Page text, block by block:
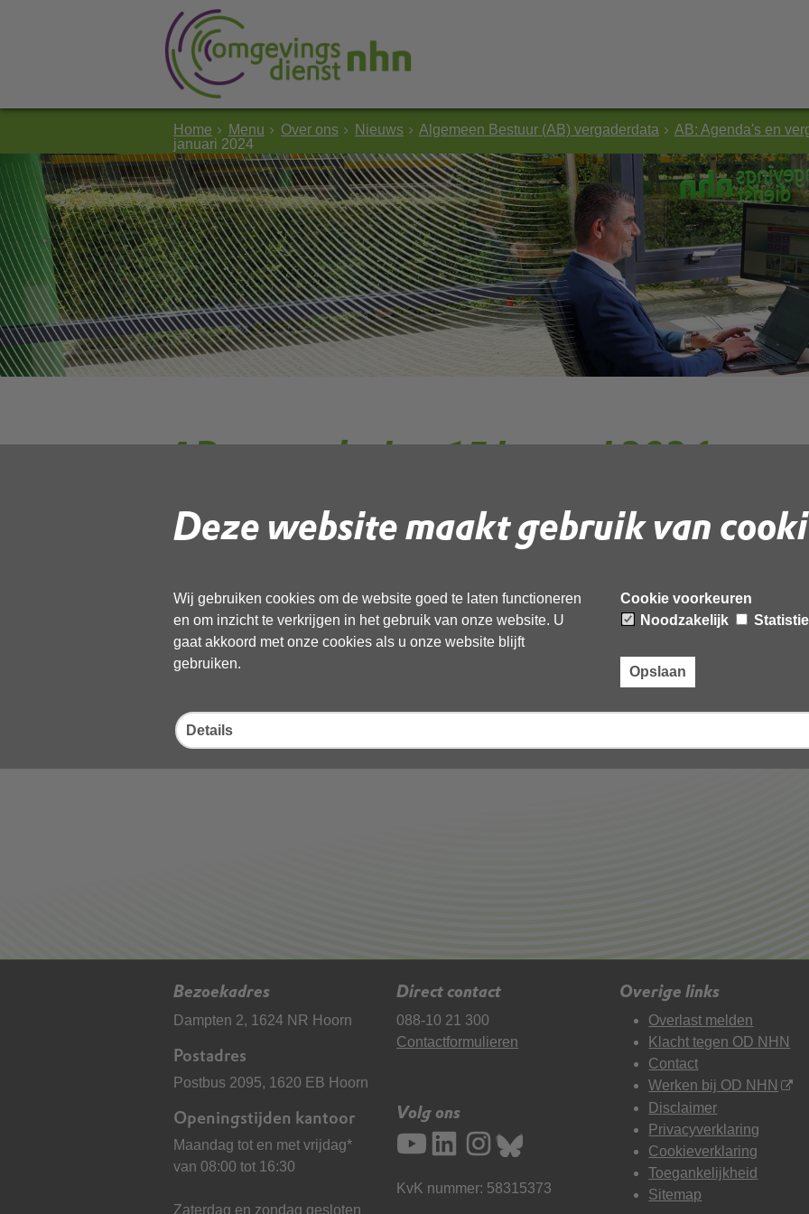
Deze website maakt gebruik van
Wij gebruiken cookies om de website goed te laten functioneren
en om inzicht te verkrijgen in het gebruik van onze website. U
gaat akkoord met onze cookies als u onze website blijft
gebruiken.
Cookie voorkeuren
Noodzakelijk
Opslaan
Details
Home Menu Over ons Nieuws Algemeen Bestuur (AB) vergaderdata AB: Agenda's en
januari 2024
AB-vergadering 15 januari 2024
Op 15 januari 2024 van 10:00 tot 12:00 uur vindt de algemene
bestuursvergadering van de Omgevingsdienst Noord-Holland Noord (OD
Deel deze pagina
Bezoekadres
Dampten 2, 1624 NR Hoorn
Postadres
Postbus 2095, 1620 EB Hoorn
Openingstijden kantoor
Maandag tot en met vrijdag*
van 08:00 tot 16:30
Zaterdag en zondag gesloten
Direct contact
088-10 21 300
Contactformulieren
Volg ons
KvK nummer: 58315373
Overige links
Overlast melden
Klacht tegen OD NHN
Contact
Werken bij OD NHN
Disclaimer
Privacyverklaring
Cookieverklaring
Toegankelijkheid
Sitemap